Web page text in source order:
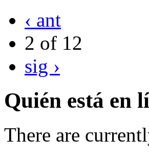
‹ ant
2 of 12
sig ›
Quién está en
There are